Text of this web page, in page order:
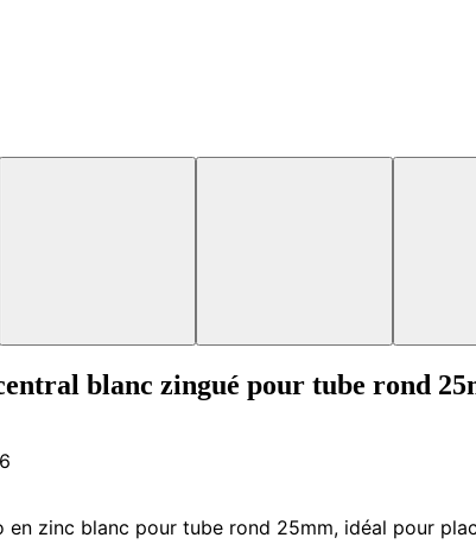
blanc zingué pour tube rond
zinc blanc pour tube rond 25mm, idéal pour